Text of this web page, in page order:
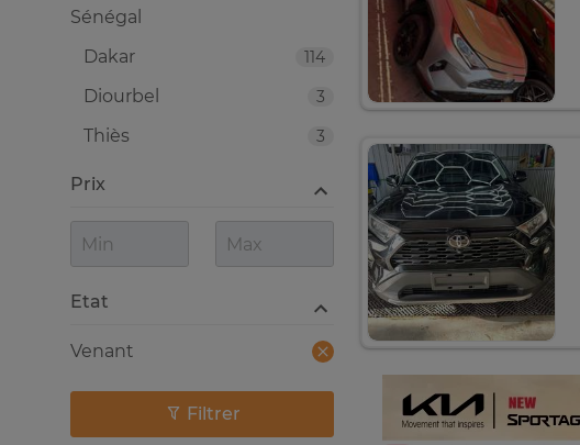
Sénégal
114
Dakar
3
Diourbel
3
Thiès
Prix
Etat
Venant
Filtrer